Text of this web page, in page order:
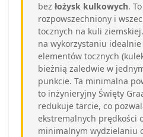
bez łożysk kulkowych.
rozpowszechniony i
tocznych na kuli
na wykorzystaniu
elementów tocznych
bieżnią zaledwie w
punkcie. Ta minimalna
to inżynieryjny Święty
redukuje tarcie, co
ekstremalnych prędkości
minimalnym wydzielaniu